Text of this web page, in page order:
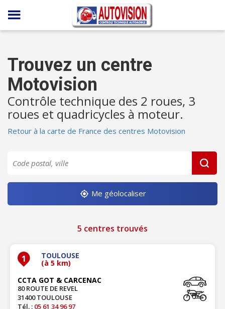
Panneau de gestion des cookies
Trouvez un centre
Motovision
Contrôle technique des 2 roues, 3
roues et quadricycles à moteur.
Retour à la carte de France des centres Motovision
Me géolocaliser
5 centres trouvés
1 TOULOUSE
(à 5 km)
CCTA GOT & CARCENAC
80 ROUTE DE REVEL
31400 TOULOUSE
Tél. : 05 61 34 96 97